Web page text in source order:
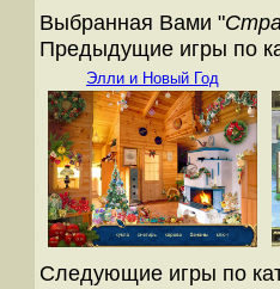
Выбранная Вами "
Предыдущие игры по
Элли и Новый Год
Следующие игры по